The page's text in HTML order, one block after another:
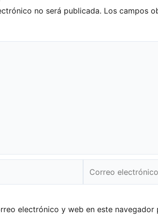
no será publicada. Los campos
electrónico*
electrónico y web en este